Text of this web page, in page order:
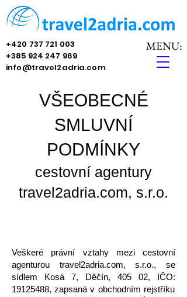
MENU:
+420 737 721 003
+385 924 247 969
info@travel2adria.com
VŠEOBECNÉ
SMLUVNÍ
PODMÍNKY
cestovní agentury
travel2adria.com, s.r.o.
​Veškeré právní vztahy mezi cestovní
agenturou travel2adria.com, s.r.o., se
sídlem Kosá 7, Děčín, 405 02, IČO:
19125488, zapsaná v obchodním rejstříku